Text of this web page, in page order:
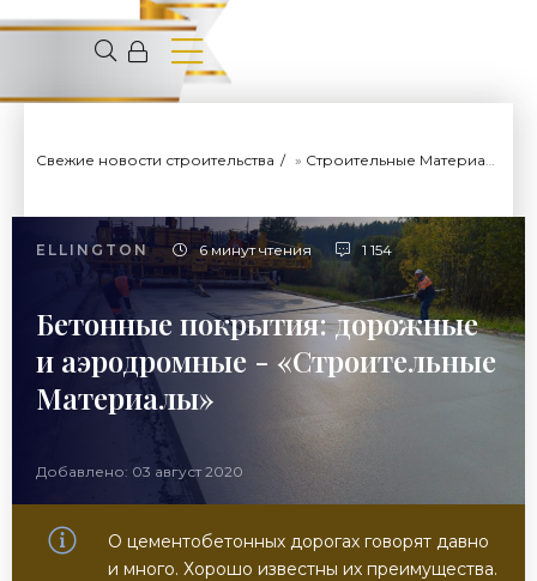
Свежие новости строительства » Строительные Материалы
ELLINGTON 6 минут чтения 1 154
Бетонные покрытия: дорожные
и аэродромные - «Строительные
Материалы»
Добавлено: 03 август 2020
О цементобетонных дорогах говорят давно
и много. Хорошо известны их преимущества.